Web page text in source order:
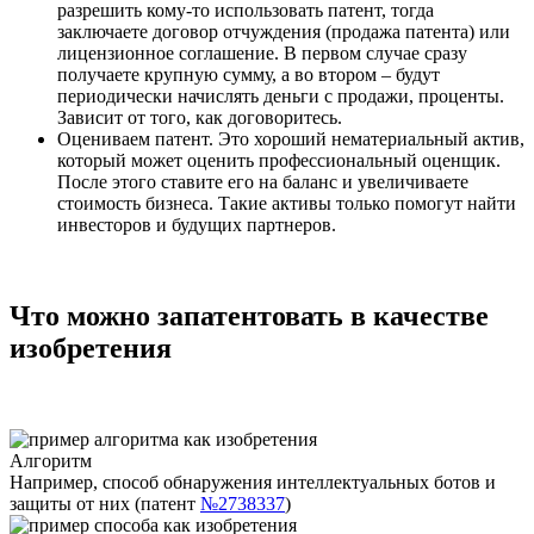
разрешить кому-то использовать патент, тогда
заключаете договор отчуждения (продажа патента) или
лицензионное соглашение. В первом случае сразу
получаете крупную сумму, а во втором – будут
периодически начислять деньги с продажи, проценты.
Зависит от того, как договоритесь.
Оцениваем патент. Это хороший нематериальный актив,
который может оценить профессиональный оценщик.
После этого ставите его на баланс и увеличиваете
стоимость бизнеса. Такие активы только помогут найти
инвесторов и будущих партнеров.
Что можно запатентовать в качестве
изобретения
Алгоритм
Например, способ обнаружения интеллектуальных ботов и
защиты от них (патент №2738337)